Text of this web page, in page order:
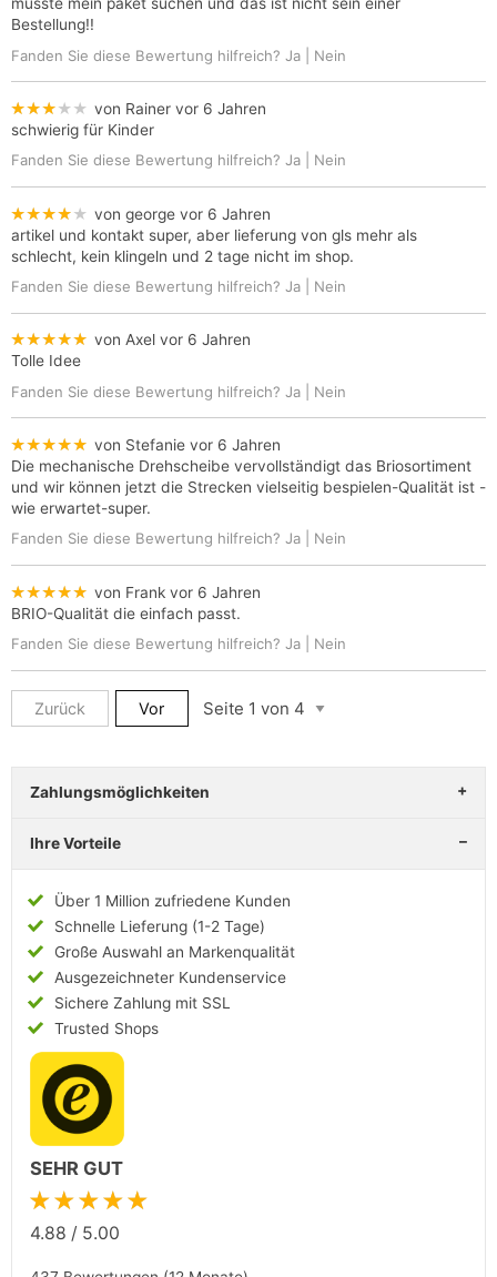
musste mein paket suchen und das ist nicht sein einer
Bestellung!!
Fanden Sie diese Bewertung hilfreich? Ja Nein
★★★★★ von Rainer vor 6 Jahren
schwierig für Kinder
Fanden Sie diese Bewertung hilfreich? Ja Nein
★★★★★ von george vor 6 Jahren
artikel und kontakt super, aber lieferung von gls mehr als
schlecht, kein klingeln und 2 tage nicht im shop.
Fanden Sie diese Bewertung hilfreich? Ja Nein
★★★★★ von Axel vor 6 Jahren
Tolle Idee
Fanden Sie diese Bewertung hilfreich? Ja Nein
★★★★★ von Stefanie vor 6 Jahren
Die mechanische Drehscheibe vervollständigt das Briosortiment
und wir können jetzt die Strecken vielseitig bespielen-Qualität ist -
wie erwartet-super.
Fanden Sie diese Bewertung hilfreich? Ja Nein
★★★★★ von Frank vor 6 Jahren
BRIO-Qualität die einfach passt.
Fanden Sie diese Bewertung hilfreich? Ja Nein
Zurück Vor
Zahlungsmöglichkeiten
Ihre Vorteile
Über 1 Million zufriedene Kunden
Schnelle Lieferung (1-2 Tage)
Große Auswahl an Markenqualität
Ausgezeichneter Kundenservice
Sichere Zahlung mit SSL
Trusted Shops
SEHR GUT
★★★★★
4.88 / 5.00